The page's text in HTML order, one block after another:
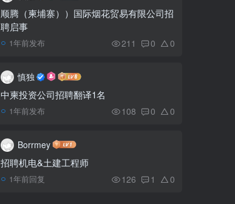
新冠 所有参与抗议者将进行
顺腾（柬埔寨））国际烟花贸易有限公司招
聘启事
1年前发布 211 0 0
慎独
中柬投资公司招聘翻译1名
1年前发布 108 0 0
Borrmey
招聘机电&土建工程师
1年前回复 126 1 0